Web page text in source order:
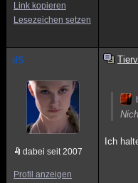
Link kopieren
Lesezeichen setzen
dS
dabei seit 2007
Profil anzeigen
Ich